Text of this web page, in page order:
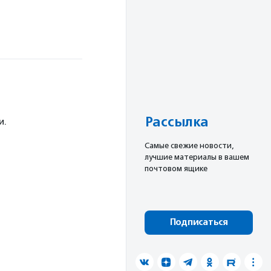
Рассылка
Cамые свежие новости,
лучшие материалы в вашем
почтовом ящике
Подписаться